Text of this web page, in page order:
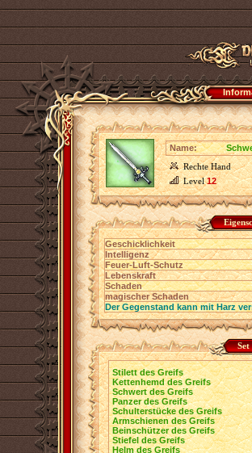
Name:
Rechte Hand
Level12
Geschicklichkeit
Intelligenz
Feuer-Luft-Schutz
Lebenskraft
Schaden
magischer Schaden
Der Gegenstand kann mit Harz
Set
Stilett des Greifs
Kettenhemd des Greifs
Schwert des Greifs
Panzer des Greifs
Schulterstücke des Greifs
Armschienen des Greifs
Beinschützer des Greifs
Stiefel des Greifs
Helm des Greifs